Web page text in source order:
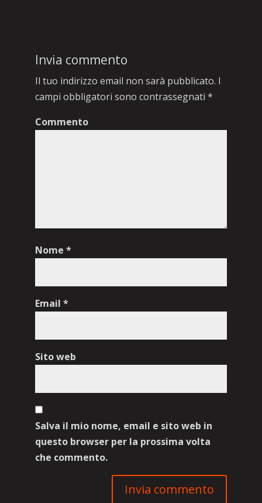
Invia commento
Il tuo indirizzo email non sarà pubblicato. I
campi obbligatori sono contrassegnati *
Commento
Nome *
Email *
Sito web
Salva il mio nome, email e sito web in
questo browser per la prossima volta
che commento.